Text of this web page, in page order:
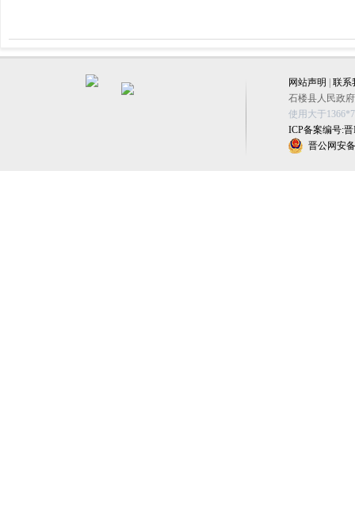
网站声明
联系
石楼县人民政
使用大于
ICP备案编号:晋
晋公网安